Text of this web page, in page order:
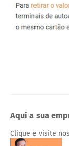
Aqui a sua
Clique e visite